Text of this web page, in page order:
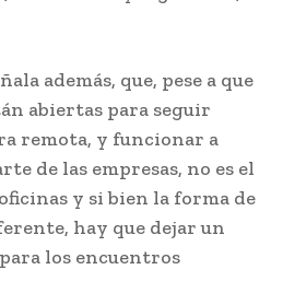
además, que, pese a que
abiertas para seguir
remota, y funcionar a
de las empresas, no es el
y si bien la forma de
hay que dejar un
los encuentros